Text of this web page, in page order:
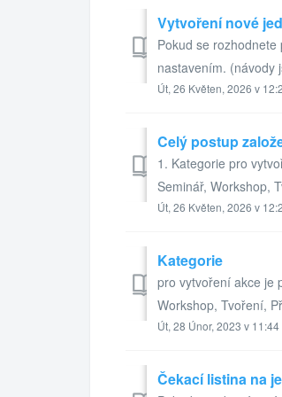
Vytvoření nové
Pokud se
nastavením. (návody
Út, 26 Květen, 2026 v
Celý postup
1. Kategorie pro
Seminář, Workshop,
Út, 26 Květen, 2026 v
Kategorie
pro vytvoření akce je
Workshop, Tvoření,
Út, 28 Únor, 2023 v
Čekací listina na